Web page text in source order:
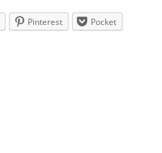
Pinterest Pocket